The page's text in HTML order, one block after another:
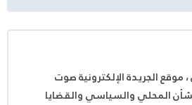
الجريدة الإلكترونية صوت
المحلي والسياسي والقضايا